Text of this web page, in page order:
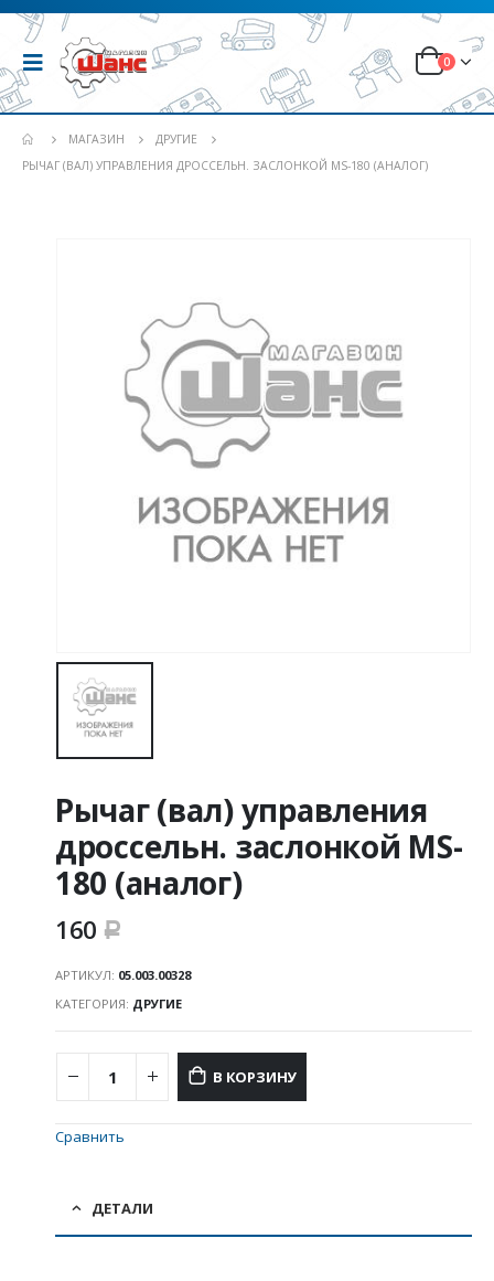
0
МАГАЗИН
ДРУГИЕ
РЫЧАГ (ВАЛ) УПРАВЛЕНИЯ ДРОССЕЛЬН. ЗАСЛОНКОЙ MS-180 (АНАЛОГ)
Рычаг (вал) управления
дроссельн. заслонкой MS-
180 (аналог)
160 Р
АРТИКУЛ: 05.003.00328
КАТЕГОРИЯ: ДРУГИЕ
В КОРЗИНУ
Сравнить
ДЕТАЛИ